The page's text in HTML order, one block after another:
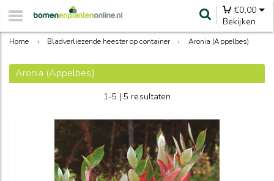
€0,00
Bekijken
Home › Bladverliezende heester op container › Aronia (Appelbes)
Aronia (Appelbes)
1-5 | 5 resultaten